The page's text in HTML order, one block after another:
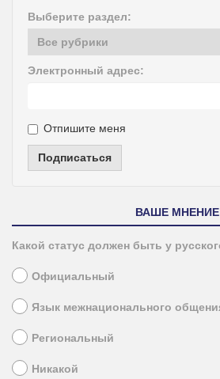
Выберите раздел:
Электронный адрес:
Отпишите меня
Подписаться
ВАШЕ МНЕНИЕ
Какой статус должен быть у
Официальный
Язык межнационального
Региональный
Никакой